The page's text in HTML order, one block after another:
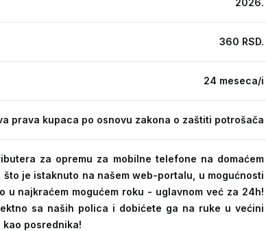
2026.
360 RSD.
24 meseca/i
prava kupaca po osnovu zakona o zaštiti potrošača
za opremu za mobilne telefone na domaćem
je istaknuto na našem web-portalu, u mogućnosti
u najkraćem mogućem roku - uglavnom već za 24h!
sa naših polica i dobićete ga na ruke u većini
posrednika!